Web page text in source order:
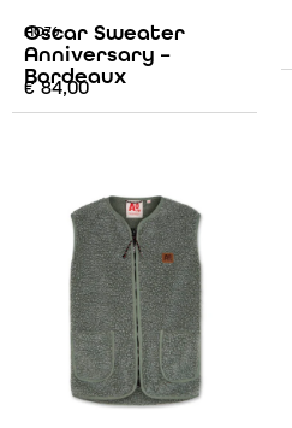
AO76
Oscar Sweater
Anniversary –
Bordeaux
€84,00